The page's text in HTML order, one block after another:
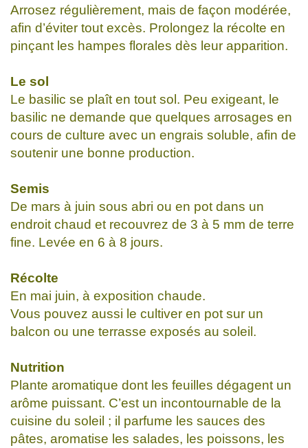
Arrosez régulièrement, mais de façon modérée,
afin d’éviter tout excès. Prolongez la récolte en
pinçant les hampes florales dès leur apparition.
Le sol
Le basilic se plaît en tout sol. Peu exigeant, le
basilic ne demande que quelques arrosages en
cours de culture avec un engrais soluble, afin de
soutenir une bonne production.
Semis
De mars à juin sous abri ou en pot dans un
endroit chaud et recouvrez de 3 à 5 mm de terre
fine. Levée en 6 à 8 jours.
Récolte
En mai juin, à exposition chaude.
Vous pouvez aussi le cultiver en pot sur un
balcon ou une terrasse exposés au soleil.
Nutrition
Plante aromatique dont les feuilles dégagent un
arôme puissant. C’est un incontournable de la
cuisine du soleil ; il parfume les sauces des
pâtes, aromatise les salades, les poissons, les